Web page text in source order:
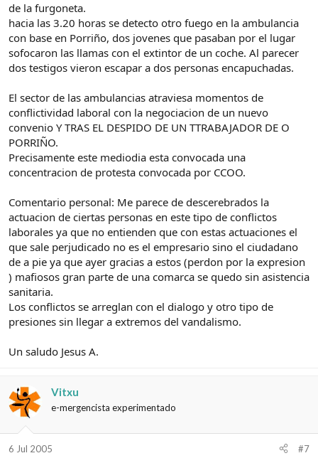
de la furgoneta.
hacia las 3.20 horas se detecto otro fuego en la ambulancia
con base en Porriño, dos jovenes que pasaban por el lugar
sofocaron las llamas con el extintor de un coche. Al parecer
dos testigos vieron escapar a dos personas encapuchadas.
El sector de las ambulancias atraviesa momentos de
conflictividad laboral con la negociacion de un nuevo
convenio Y TRAS EL DESPIDO DE UN TTRABAJADOR DE O
PORRIÑO.
Precisamente este mediodia esta convocada una
concentracion de protesta convocada por CCOO.
Comentario personal: Me parece de descerebrados la
actuacion de ciertas personas en este tipo de conflictos
laborales ya que no entienden que con estas actuaciones el
que sale perjudicado no es el empresario sino el ciudadano
de a pie ya que ayer gracias a estos (perdon por la expresion
) mafiosos gran parte de una comarca se quedo sin asistencia
sanitaria.
Los conflictos se arreglan con el dialogo y otro tipo de
presiones sin llegar a extremos del vandalismo.
Un saludo Jesus A.
Vitxu
e-mergencista experimentado
6 Jul 2005 #7